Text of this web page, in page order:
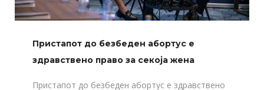
Пристапот до безбеден абортус е
здравствено право за секоја жена
Пристапот до безбеден абортус е здравствено